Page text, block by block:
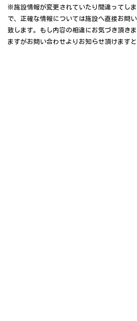
※施設情報が変更されていたり間違ってし
で、正確な情報については施設へ直接お問
致します。もし内容の相違にお気づき頂き
ますがお問い合わせよりお知らせ頂けますと